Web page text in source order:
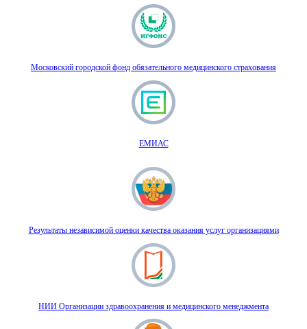
Московский городской фонд обязательного медицинского страхования
ЕМИАС
Результаты независимой оценки качества оказания услуг организациями
НИИ Организации здравоохранения и медицинского менеджмента